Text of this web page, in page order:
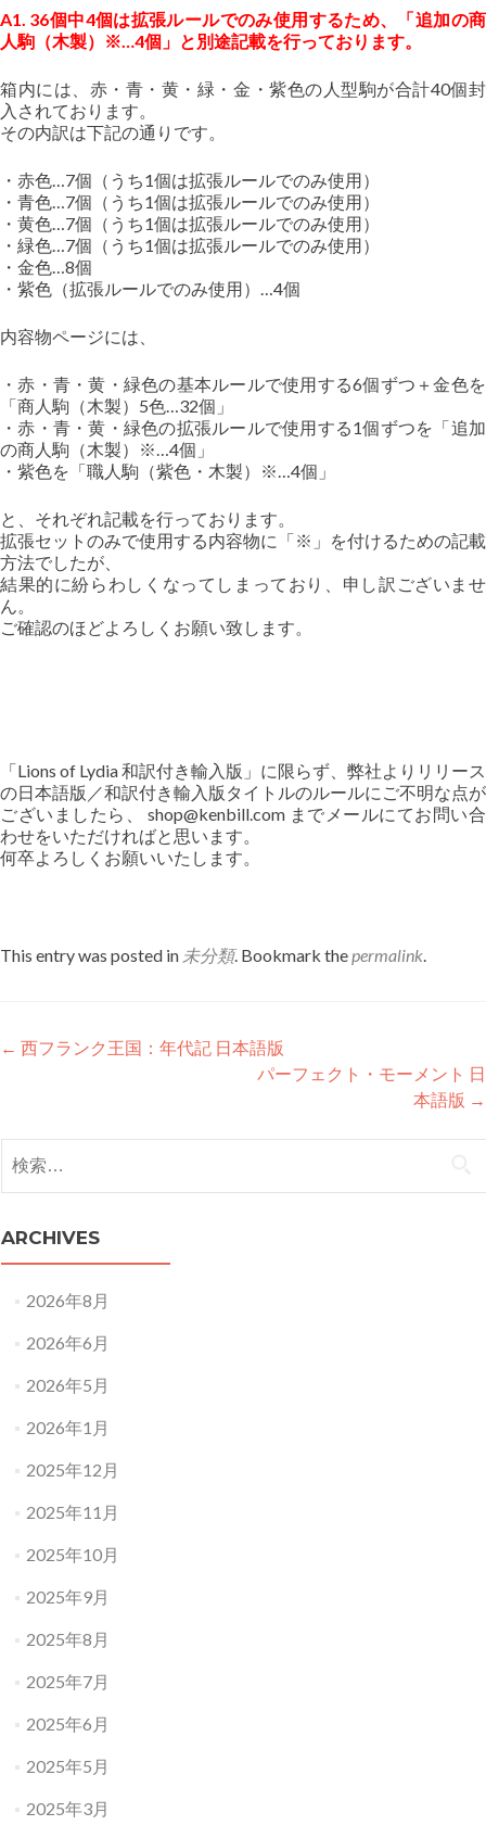
A1. 36個中4個は拡張ルールでのみ使用するため、「追加の商
人駒（木製）※…4個」と別途記載を行っております。
箱内には、赤・青・黄・緑・金・紫色の人型駒が合計40個封
入されております。
その内訳は下記の通りです。
・赤色…7個（うち1個は拡張ルールでのみ使用）
・青色…7個（うち1個は拡張ルールでのみ使用）
・黄色…7個（うち1個は拡張ルールでのみ使用）
・緑色…7個（うち1個は拡張ルールでのみ使用）
・金色…8個
・紫色（拡張ルールでのみ使用）…4個
内容物ページには、
・赤・青・黄・緑色の基本ルールで使用する6個ずつ＋金色を
「商人駒（木製）5色…32個」
・赤・青・黄・緑色の拡張ルールで使用する1個ずつを「追加
の商人駒（木製）※…4個」
・紫色を「職人駒（紫色・木製）※…4個」
と、それぞれ記載を行っております。
拡張セットのみで使用する内容物に「※」を付けるための記載
方法でしたが、
結果的に紛らわしくなってしまっており、申し訳ございませ
ん。
ご確認のほどよろしくお願い致します。
「Lions of Lydia 和訳付き輸入版」に限らず、弊社よりリリース
の日本語版／和訳付き輸入版タイトルのルールにご不明な点が
ございましたら、 shop@kenbill.com までメールにてお問い合
わせをいただければと思います。
何卒よろしくお願いいたします。
This entry was posted in 未分類. Bookmark thepermalink.
Post
← 西フランク王国：年代記 日本語版
パーフェクト・モーメント 日
本語版 →
索:
ARCHIVES
2026年8月
2026年6月
2026年5月
2026年1月
2025年12月
2025年11月
2025年10月
2025年9月
2025年8月
2025年7月
2025年6月
2025年5月
2025年3月